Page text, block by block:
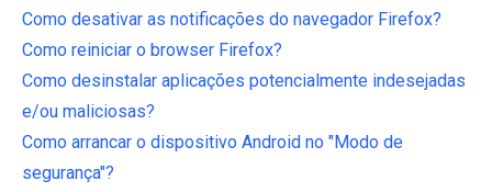
Como desativar as notificações do navegador Firefox?
Como reiniciar o browser Firefox?
Como desinstalar aplicações potencialmente indesejadas
e/ou maliciosas?
Como arrancar o dispositivo Android no "Modo de
segurança"?